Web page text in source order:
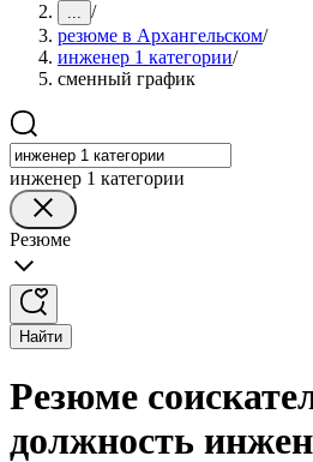
... /
резюме в Архангельском/
инженер 1 категории/
сменный график
инженер 1 категории
Резюме
Найти
Резюме
должность